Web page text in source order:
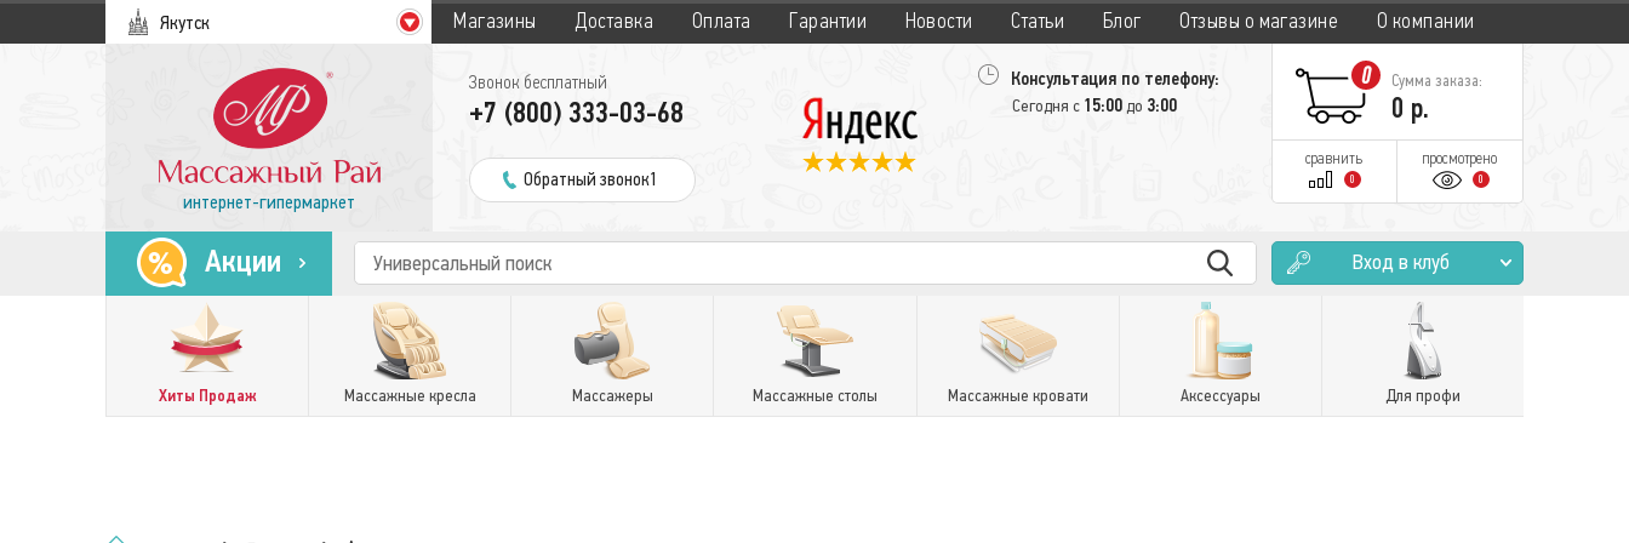
Якутск Магазины Доставка Оплата Гарантии Новости Статьи Блог Отзывы о магазине О компании
интернет-гипермаркет
Звонок бесплатный
+7 (800) 333-03-68
Обратный звонок1
Консультация по телефону:
Сегодня с 15:00до 3:00
0 Сумма заказа:
0 р.
сравнить
0
просмотрено
0
Акции Вход в клуб
Хиты Продаж Массажные кресла Массажеры Массажные столы Массажные кровати Аксессуары Для профи